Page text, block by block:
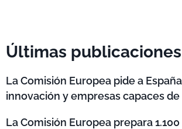
Últimas publicaciones
La Comisión Europea pide a
innovación y empresas capaces
La Comisión Europea prepara